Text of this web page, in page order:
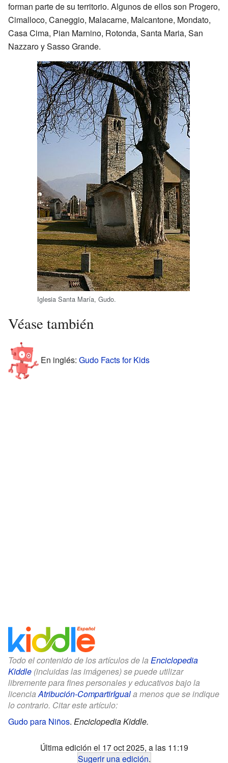
forman parte de su territorio. Algunos de ellos son Progero,
Cimalloco, Caneggio, Malacarne, Malcantone, Mondato,
Casa Cima, Pian Marnino, Rotonda, Santa Maria, San
Nazzaro y Sasso Grande.
Iglesia Santa María, Gudo.
Véase también
En inglés: Gudo Facts for Kids
Todo el contenido de los artículos de la Enciclopedia
Kiddle (incluidas las imágenes) se puede utilizar
libremente para fines personales y educativos bajo la
licenciaAtribución-CompartirIguala menos que se indique
lo contrario. Citar este artículo:
Gudo para Niños. Enciclopedia Kiddle.
Última edición el 17 oct 2025, a las 11:19
Sugerir una edición.